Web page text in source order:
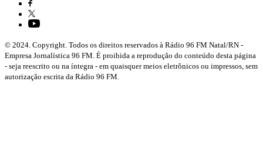
© 2024. Copyright. Todos os direitos reservados à Rádio 96 FM Natal/RN -
Empresa Jornalística 96 FM. É proibida a reprodução do conteúdo desta página
- seja reescrito ou na íntegra - em quaisquer meios eletrônicos ou impressos, sem
autorização escrita da Rádio 96 FM.